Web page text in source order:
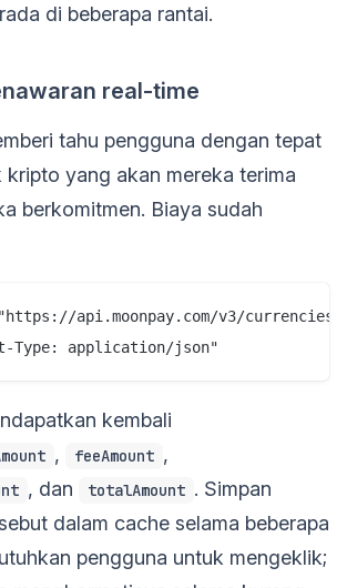
di beberapa rantai.
real-time
tahu pengguna dengan tepat
kripto yang akan mereka terima
berkomitmen. Biaya sudah
api.moonpay.com/v3/currencies/eth/
kembali
, feeAmount ,
, dan totalAmount . Simpan
dalam cache selama beberapa
pengguna untuk mengeklik;